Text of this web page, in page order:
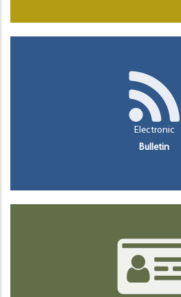
Electronic
Bulletin